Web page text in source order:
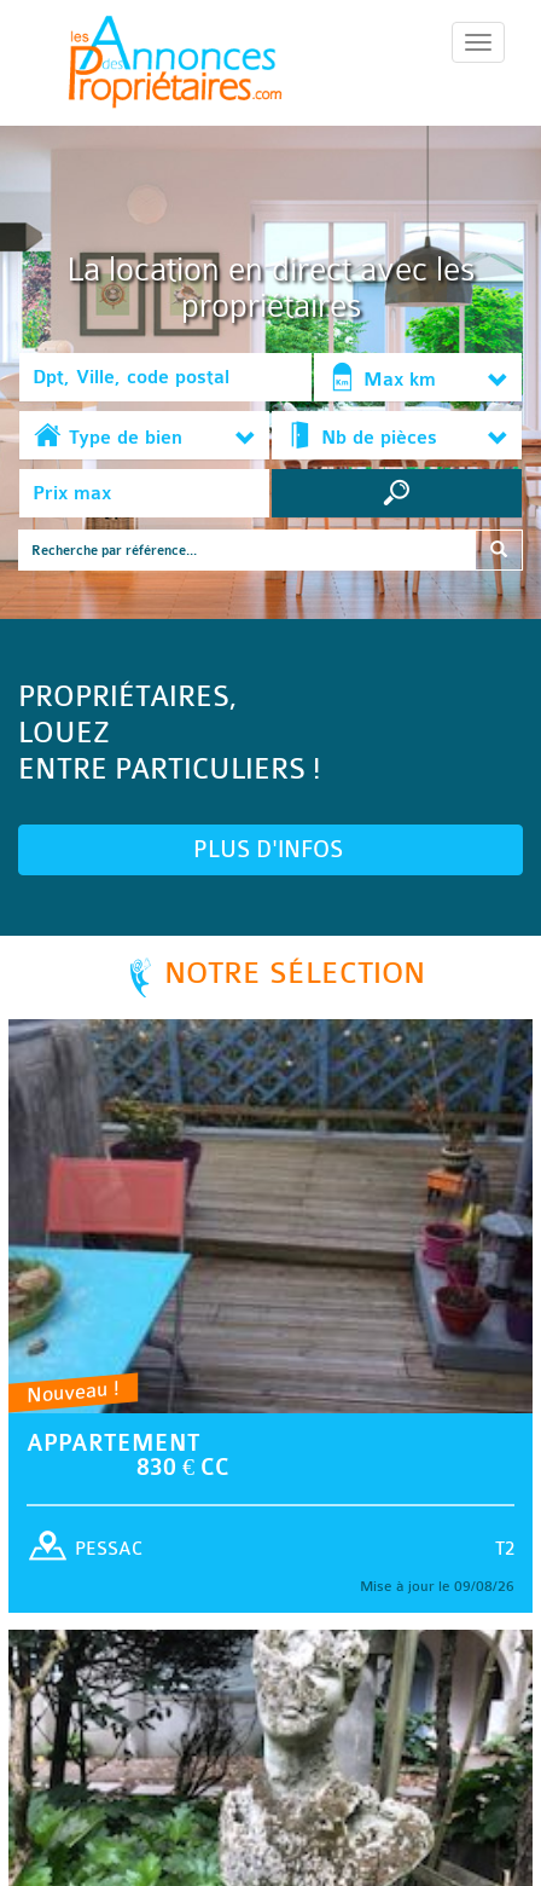
::Menu::
La location en direct avec les
propriétaires
Max km
Type de bien Nb de pièces
PROPRIÉTAIRES,
LOUEZ
ENTRE PARTICULIERS !
PLUS D'INFOS
NOTRE SÉLECTION
Nouveau !
APPARTEMENT
830 € CC
T2
PESSAC
Mise à jour le 09/08/26